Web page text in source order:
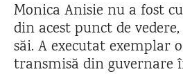
Monica Anisie nu a fost
din acest punct de
săi. A executat exemplar
transmisă din guvernare